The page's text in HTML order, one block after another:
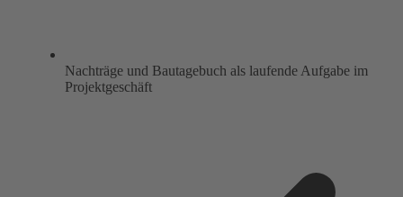
Nachträge und Bautagebuch als laufende Aufgabe im
Projektgeschäft